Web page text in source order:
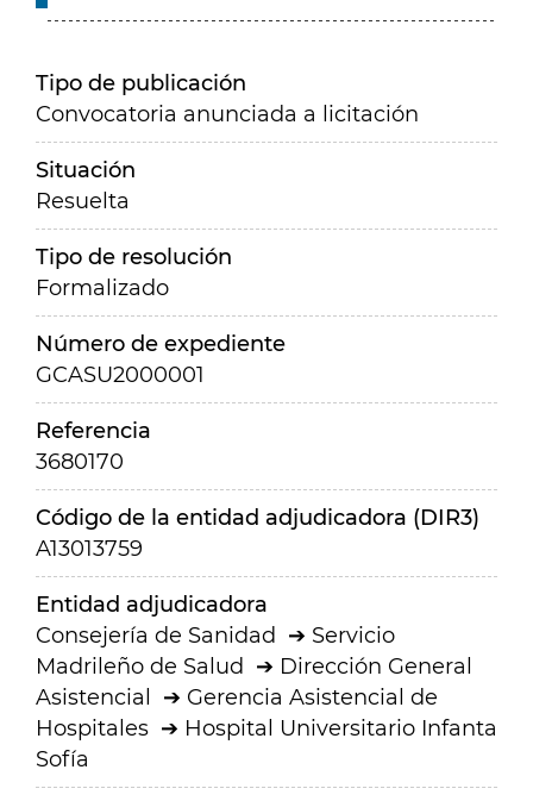
Tipo de publicación
Convocatoria anunciada a licitación
Situación
Resuelta
Tipo de resolución
Formalizado
Número de expediente
GCASU2000001
Referencia
3680170
Código de la entidad adjudicadora (DIR3)
A13013759
Entidad adjudicadora
Consejería de Sanidad
Servicio
Madrileño de Salud
Dirección General
Asistencial
Gerencia Asistencial de
Hospitales
Hospital Universitario Infanta
Sofía